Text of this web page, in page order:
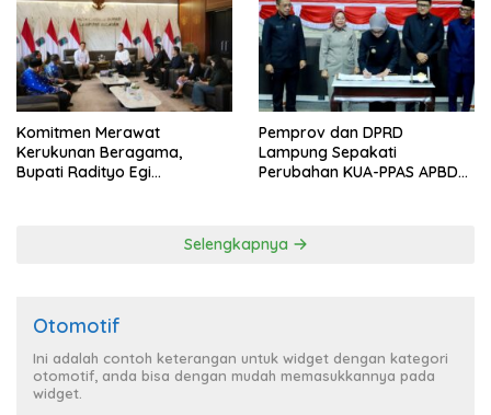
Komitmen Merawat
Kerukunan Beragama,
Bupati Radityo Egi
Pemprov dan DPRD
Lampung Sepakati
Perubahan KUA-PPAS APBD
Selengkapnya
Otomotif
Ini adalah contoh keterangan untuk widget dengan kategori
otomotif, anda bisa dengan mudah memasukkannya pada
widget.